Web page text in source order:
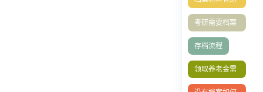
激活？
改
考研需要档案
吗
存档流程
领取养老金需
要档案吗